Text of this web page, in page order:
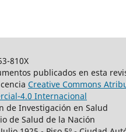
810X
publicados en esta
Creative Commons
4.0 Internacional
de Investigación en Salud
de Salud de la Nación